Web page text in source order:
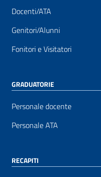
Docenti/ATA
Genitori/Alunni
Fonitori e Visitatori
GRADUATORIE
Personale docente
Personale ATA
RECAPITI